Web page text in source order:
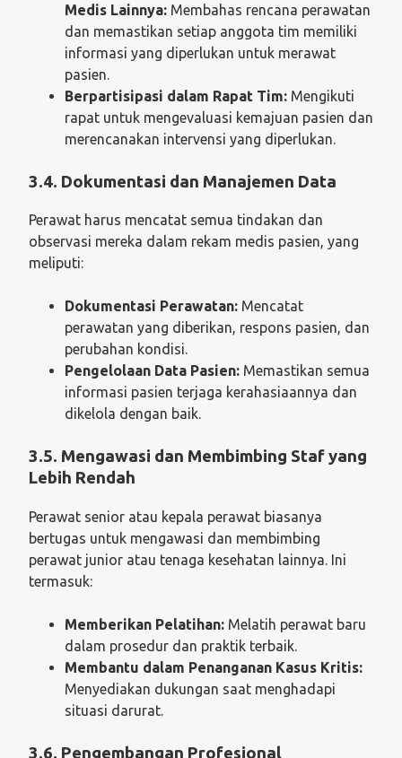
Medis Lainnya: Membahas rencana perawatan
dan memastikan setiap anggota tim memiliki
informasi yang diperlukan untuk merawat
pasien.
Berpartisipasi dalam Rapat Tim: Mengikuti
rapat untuk mengevaluasi kemajuan pasien dan
merencanakan intervensi yang diperlukan.
3.4. Dokumentasi dan Manajemen Data
Perawat harus mencatat semua tindakan dan
observasi mereka dalam rekam medis pasien, yang
meliputi:
Dokumentasi Perawatan: Mencatat
perawatan yang diberikan, respons pasien, dan
perubahan kondisi.
Pengelolaan Data Pasien: Memastikan semua
informasi pasien terjaga kerahasiaannya dan
dikelola dengan baik.
3.5. Mengawasi dan Membimbing Staf yang
Lebih Rendah
Perawat senior atau kepala perawat biasanya
bertugas untuk mengawasi dan membimbing
perawat junior atau tenaga kesehatan lainnya. Ini
termasuk:
Memberikan Pelatihan: Melatih perawat baru
dalam prosedur dan praktik terbaik.
Membantu dalam Penanganan Kasus Kritis:
Menyediakan dukungan saat menghadapi
situasi darurat.
3.6. Pengembangan Profesional